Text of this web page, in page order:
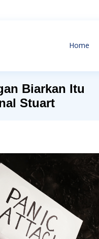
Home
Biarkan Itu
Stuart